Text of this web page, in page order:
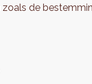
de